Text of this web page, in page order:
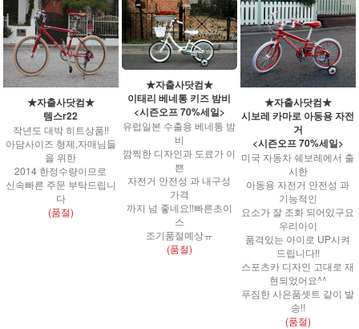
★자출사닷컴★
템스r22
작년도 대박 히트상품!!
아담사이즈 형제,자매님들
을 위한
2014 한정수량이므로
신속빠른 주문 부탁드립니
다
(품절)
★자출사닷컴★
이태리 베네통 키즈 밤비
<시즌오프 70%세일>
유럽일본 수출용 베네통 밤
비
깜찍한 디자인과 도료가 이
쁜
자전거 안전성 과 내구성
가격
까지 넘 좋네요!!빠른초이
스
조기품절예상ㅠ
(품절)
★자출사닷컴★
시보레 카마로 아동용 자전
거
<시즌오프 70%세일>
미국 자동차 쉐보레에서 출
시한
아동용 자전거 안전성 과
기능적인
요소가 잘 조화 되어있구요
우리아이
품격있는 아이로 UP시켜
드립니다!!
스포츠카 디자인 고대로 재
현되었어요^^
푸짐한 사은품셋트 같이 발
송!!
(품절)